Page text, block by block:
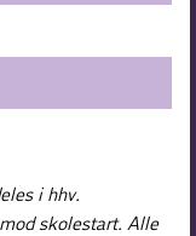
i hhv.
skolestart. Alle